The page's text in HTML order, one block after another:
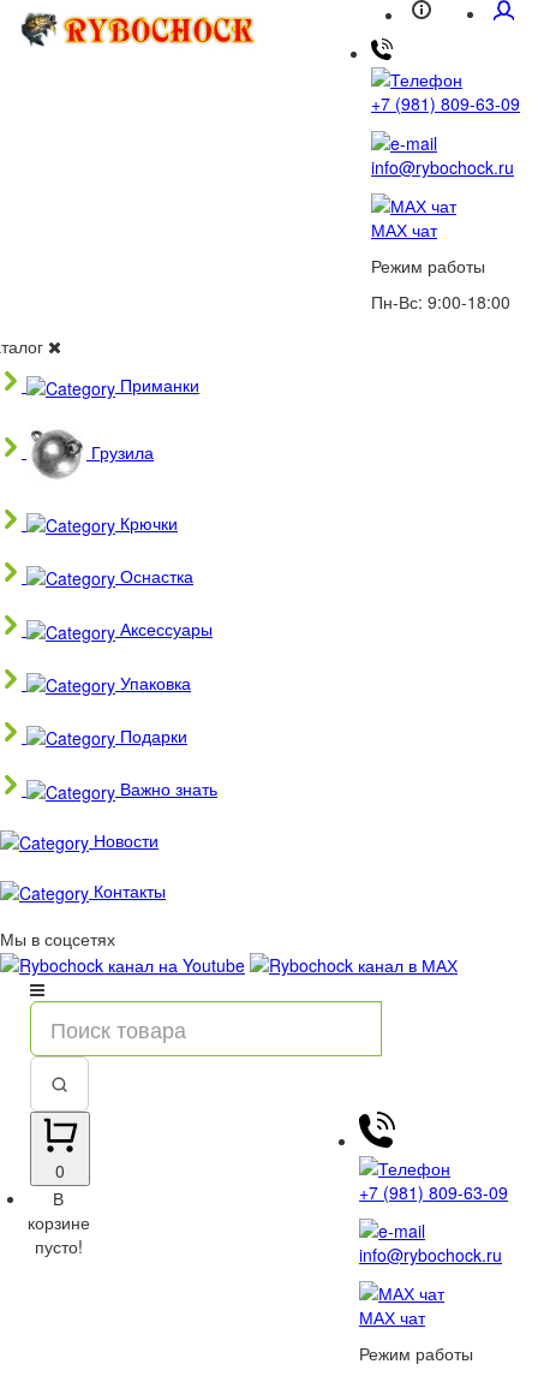
+7 (981) 809-63-09
info@rybochock.ru
МАХ чат
Режим работы
Пн-Вс: 9:00-18:00
Приманки
Грузила
Крючки
Оснастка
Аксессуары
Упаковка
Подарки
Важно знать
Новости
Контакты
Мы в соцсетях
+7 (981) 809-63-09
info@rybochock.ru
МАХ чат
Режим работы
0
В
корзине
пусто!